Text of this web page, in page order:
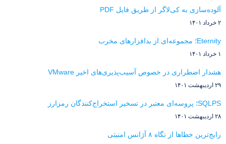
آلوده‌سازی به کی‌لاگر از طریق فایل PDF
۲ خرداد ۱۴۰۱
Eternity؛ مجموعه‌ای از بدافزارهای مخرب
۱ خرداد ۱۴۰۱
هشدار اضطراری در خصوص آسیب‌پذیری‌های اخیر VMware
۲۹ اردیبهشت ۱۴۰۱
SQLPS؛ پروسه‌ای معتبر در تسخیر استخراج‌کنندگان رمزارز
۲۸ اردیبهشت ۱۴۰۱
رایج‌ترین خطاها از نگاه ۸ آژانس امنیتی